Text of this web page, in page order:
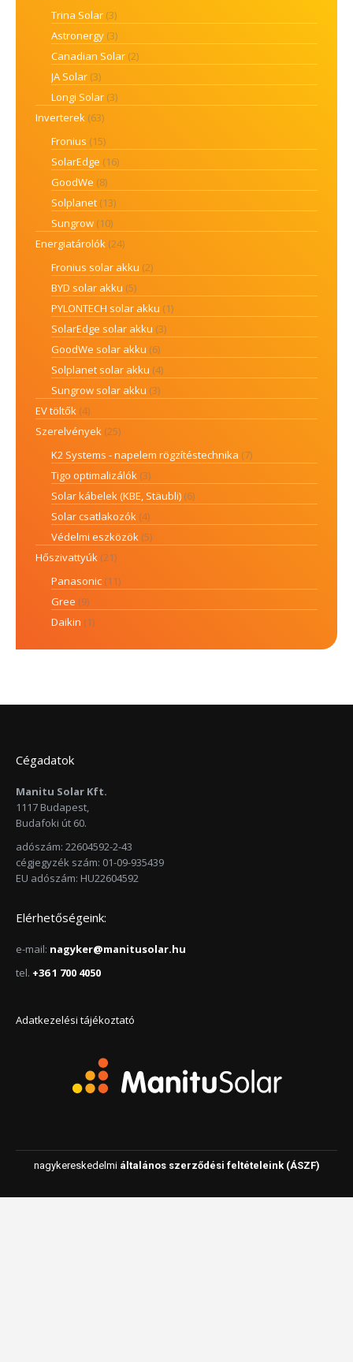
Trina Solar (3)
Astronergy (3)
Canadian Solar (2)
JA Solar (3)
Longi Solar (3)
Inverterek (63)
Fronius (15)
SolarEdge (16)
GoodWe (8)
Solplanet (13)
Sungrow (10)
Energiatárolók (24)
Fronius solar akku (2)
BYD solar akku (5)
PYLONTECH solar akku (1)
SolarEdge solar akku (3)
GoodWe solar akku (6)
Solplanet solar akku (4)
Sungrow solar akku (3)
EV töltők (4)
Szerelvények (25)
K2 Systems - napelem rögzítéstechnika (7)
Tigo optimalizálók (3)
Solar kábelek (KBE, Stäubli) (6)
Solar csatlakozók (4)
Védelmi eszközök (5)
Hőszivattyúk (21)
Panasonic (11)
Gree (9)
Daikin (1)
Cégadatok
Manitu Solar Kft.
1117 Budapest,
Budafoki út 60.
adószám: 22604592-2-43
cégjegyzék szám: 01-09-935439
EU adószám: HU22604592
Elérhetőségeink:
e-mail: nagyker@manitusolar.hu
tel. +36 1 700 4050
Adatkezelési tájékoztató
nagykereskedelmi általános szerződési feltételeink (ÁSZF)